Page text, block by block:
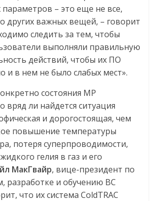
– это еще не все,
других важных вещей, – говорит
следить за тем, чтобы
выполняли правильную
действий, чтобы их ПО
и в нем не было слабых мест».
состояния МР
вряд ли найдется ситуация
и дорогостоящая, чем
повышение температуры
потеря суперпроводимости,
гелия в газ и его
МакГвайр, вице-президент по
разработке и обучению BC
что их система ColdTRAC